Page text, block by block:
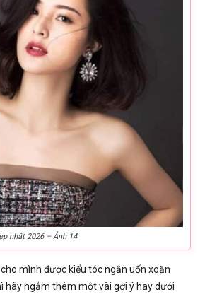
nhất 2026 – Ảnh 14
mình được kiểu tóc ngắn uốn xoăn
hãy ngắm thêm một vài gợi ý hay dưới